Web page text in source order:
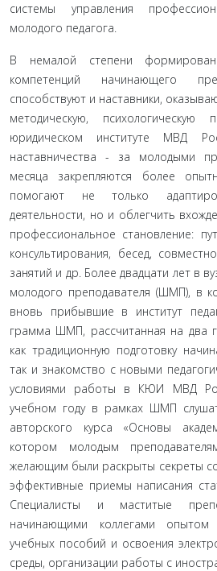
системы управ­ления
молодого педагога.
В немалой степени
компетенций начинающего
способствуют и наставники,
методическую,
юридическом институ­те МВД
наставничества - за молодыми
месяца закрепляются более
помогают не только
деятельности, но и облегчить
профессиональное становление:
консультирования, бесед,
занятий и др. Более двадцати лет в
молодого преподавателя (ШМП), в
вновь прибывшие в институт
грамма ШМП, рассчитанная на два
как традиционную подготовку
так и знакомство с новыми
услови­ями работы в КЮИ МВД
учебном году в рамках ШМП
авторского курса «Основы
котором молодым
желающим были раскрыты секреты
эффективные приемы на­писания
Специалисты и маститые
начинающими коллегами опытом
учебных пособий и освоения
среды, организации работы с